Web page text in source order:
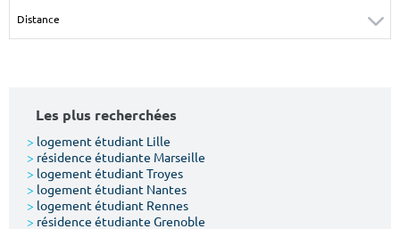
m² m²
Votre date d'entrée
Les plus recherchées
> logement étudiant Lille
> résidence étudiante Marseille
> logement étudiant Troyes
> logement étudiant Nantes
> logement étudiant Rennes
> résidence étudiante Grenoble